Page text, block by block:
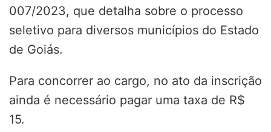
007/2023, que detalha sobre o processo
seletivo para diversos municípios do Estado
de Goiás.
Para concorrer ao cargo, no ato da inscrição
ainda é necessário pagar uma taxa de R$
15.